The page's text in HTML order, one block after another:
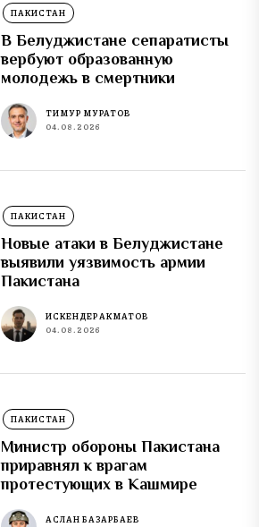
ПАКИСТАН
В Белуджистане сепаратисты
вербуют образованную
молодежь в смертники
ТИМУР МУРАТОВ
04.08.2026
ПАКИСТАН
Новые атаки в Белуджистане
выявили уязвимость армии
Пакистана
ИСКЕНДЕР АКМАТОВ
04.08.2026
ПАКИСТАН
Министр обороны Пакистана
приравнял к врагам
протестующих в Кашмире
АСЛАН БАЗАРБАЕВ